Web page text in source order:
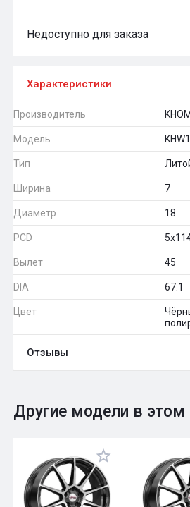
Недоступно для заказа
Характеристики
Производитель
Модель
Тип
Ширина 7
Диаметр 18
PCD
Вылет 45
DIA 67.1
Цвет
Отзывы
Оставить отзыв
Общий рейтинг
Другие модели в этом